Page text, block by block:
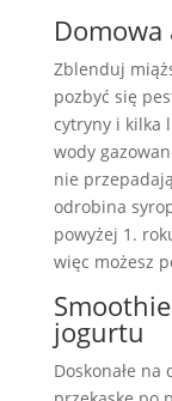
Zblenduj
pozbyć się
cytryny i kilka
wody
nie
odrobina
powyżej 1.
więc możesz
jogurtu
Doskonałe